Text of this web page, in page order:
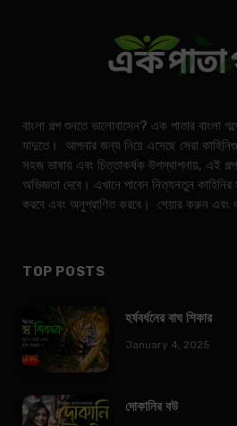
বাংলা গল্প শুনতে ভালোবাসেন? এক পাতার বাংলা
যাদুতে। আপনার জন্য নিয়ে এসেছে সেরা
সহজ ভাষায় এবং চিত্তাকর্ষক উপস্থাপনায়, এই
অভিজ্ঞতা দেবে। এখানে পাবেন নিত্যনতুন
করবে এবং অনুপ্রাণিত করবে। শেয়ার করুন এবং
TOP POSTS
হর্ষবর্ধনের বাঘ শিকার
January 4, 2025
দোকানির বউ